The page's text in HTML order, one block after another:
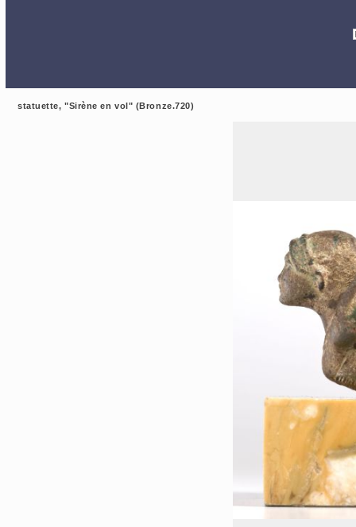
statuette, "Sirène en vol" (Bronze.720)